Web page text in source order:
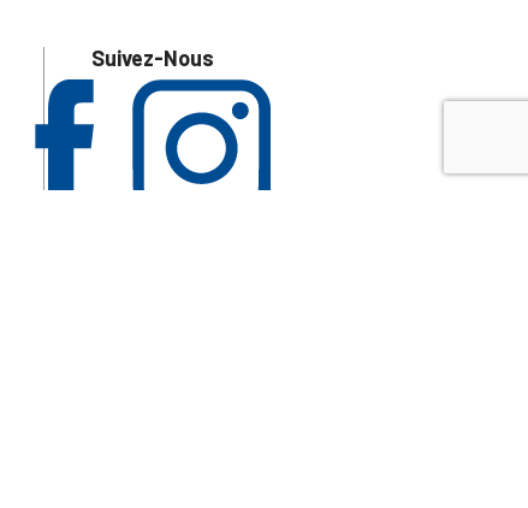
Suivez-Nous